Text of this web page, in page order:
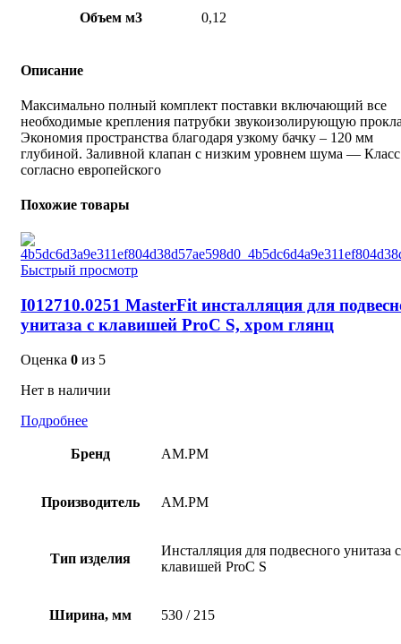
Объем м3 0,12
Описание
Максимально полный комплект поставки включающий все
необходимые крепления патрубки звукоизолирующую
Экономия пространства благодаря узкому бачку – 120 мм
глубиной. Заливной клапан с низким уровнем шума —
согласно европейского
Похожие товары
Быстрый просмотр
I012710.0251 MasterFit инсталляция для
унитаза с клавишей ProC S, хром глянц
Оценка 0 из 5
Нет в наличии
Подробнее
Бренд AM.PM
Производитель AM.PM
Тип изделия
Инсталляция для подвесного унитаза с
клавишей ProC S
Ширина, мм 530 / 215